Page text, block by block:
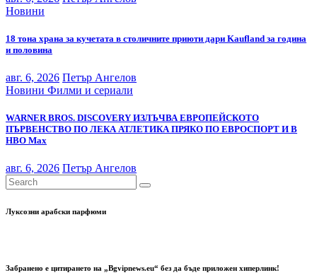
Новини
18 тона храна за кучетата в столичните приюти дари Kaufland за година
и половина
авг. 6, 2026 Петър Ангелов
Новини Филми и сериали
WARNER BROS. DISCOVERY ИЗЛЪЧВА ЕВРОПЕЙСКОТО
ПЪРВЕНСТВО ПО ЛЕКА АТЛЕТИКА ПРЯКО ПО ЕВРОСПОРТ И В
НВО Мах
авг. 6, 2026 Петър Ангелов
Луксозни арабски парфюми
Забранено е цитирането на „Bgvipnews.eu“ без да бъде приложен хиперлинк!